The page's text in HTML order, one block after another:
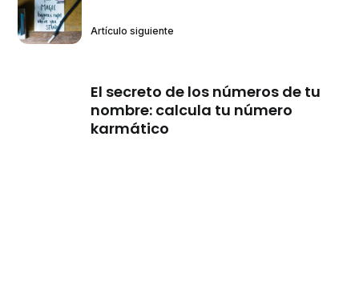
Artículo siguiente
El secreto de los números de tu
nombre: calcula tu número
karmático